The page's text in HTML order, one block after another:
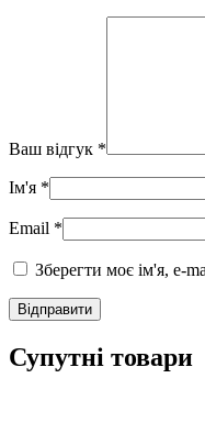
Ваш відгук *
Ім'я *
Email *
Зберегти моє ім'я, e-
Супутні товари